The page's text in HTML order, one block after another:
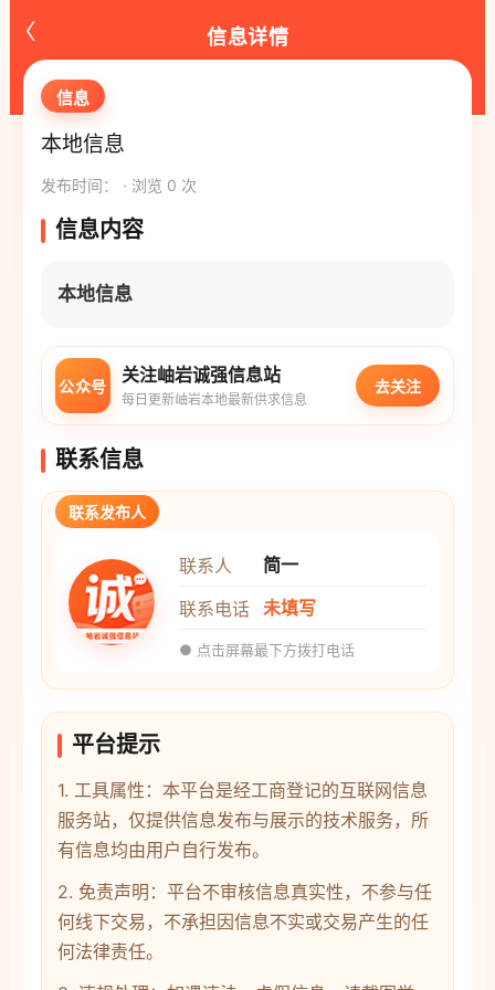
‹ 信息详情
信息
本地信息
发布时间： · 浏览 0 次
信息内容
本地信息
公众号
关注岫岩诚强信息站
每日更新岫岩本地最新供求信息
去关注
联系信息
联系发布人
联系人
简一
联系电话 未填写
● 点击屏幕最下方拨打电话
平台提示
1. 工具属性：本平台是经工商登记的互联网信息
服务站，仅提供信息发布与展示的技术服务，所
有信息均由用户自行发布。
2. 免责声明：平台不审核信息真实性，不参与任
何线下交易，不承担因信息不实或交易产生的任
何法律责任。